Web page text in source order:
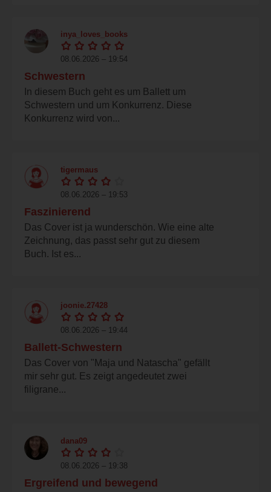
inya_loves_books
08.06.2026 – 19:54
Schwestern
In diesem Buch geht es um Ballett um
Schwestern und um Konkurrenz. Diese
Konkurrenz wird von...
tigermaus
08.06.2026 – 19:53
Faszinierend
Das Cover ist ja wunderschön. Wie eine alte
Zeichnung, das passt sehr gut zu diesem
Buch. Ist es...
joonie.27428
08.06.2026 – 19:44
Ballett-Schwestern
Das Cover von "Maja und Natascha" gefällt
mir sehr gut. Es zeigt angedeutet zwei
filigrane...
dana09
08.06.2026 – 19:38
Ergreifend und bewegend